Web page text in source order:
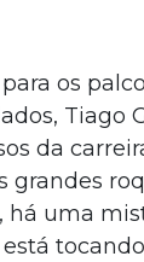
os
Tiago
da
grandes
uma